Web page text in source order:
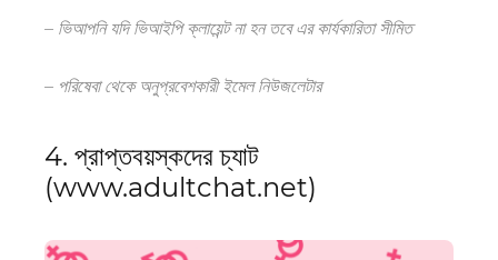
– ভিআপনি যদি ভিআইপি ক্লায়েন্ট না হন তবে এর কার্যকারিতা সীমিত
– পরিষেবা থেকে অনুপ্রবেশকারী ইমেল নিউজলেটার
4. প্রাপ্তবয়স্কদের চ্যাট
(www.adultchat.net)